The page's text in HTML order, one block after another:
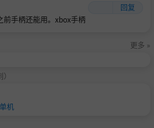
回复
前手柄还能用。xbox手柄
更多 »
单机